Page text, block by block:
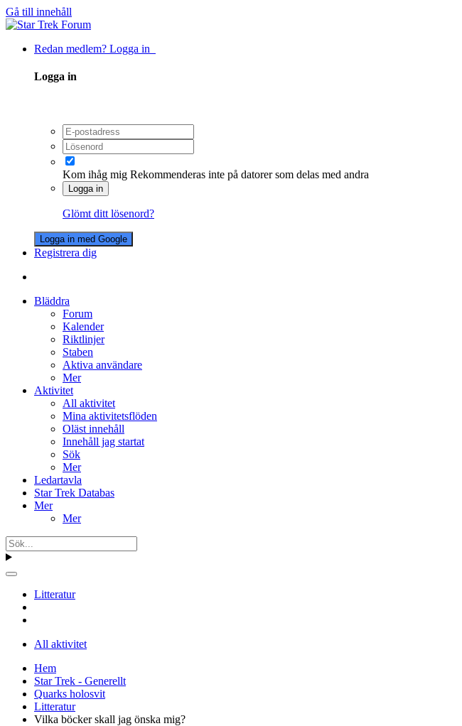
Gå till innehåll
Redan medlem? Logga in
Logga in
Kom ihåg mig Rekommenderas inte på datorer som delas med andra
Logga in
Glömt ditt lösenord?
Logga in med Google
Registrera dig
Bläddra
Forum
Kalender
Riktlinjer
Staben
Aktiva användare
Mer
Aktivitet
All aktivitet
Mina aktivitetsflöden
Oläst innehåll
Innehåll jag startat
Sök
Mer
Ledartavla
Star Trek Databas
Mer
Mer
Litteratur
All aktivitet
Hem
Star Trek - Generellt
Quarks holosvit
Litteratur
Vilka böcker skall jag önska mig?